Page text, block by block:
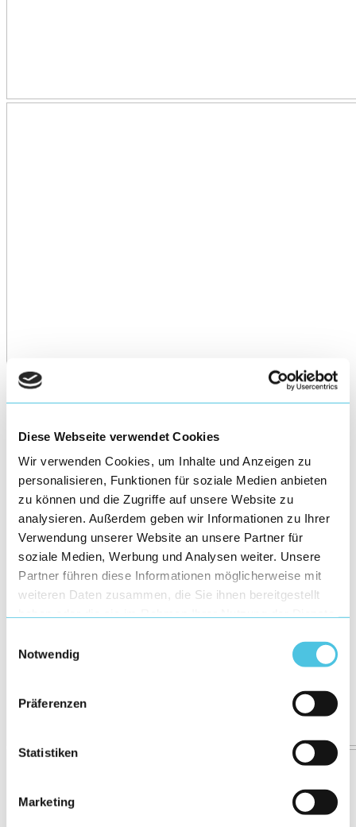
Diese Webseite verwendet Cookies
Wir verwenden Cookies, um Inhalte und Anzeigen zu
personalisieren, Funktionen für soziale Medien anbieten
zu können und die Zugriffe auf unsere Website zu
analysieren. Außerdem geben wir Informationen zu Ihrer
Verwendung unserer Website an unsere Partner für
soziale Medien, Werbung und Analysen weiter. Unsere
Partner führen diese Informationen möglicherweise mit
weiteren Daten zusammen, die Sie ihnen bereitgestellt
Notwendig
Präferenzen
Statistiken
Marketing